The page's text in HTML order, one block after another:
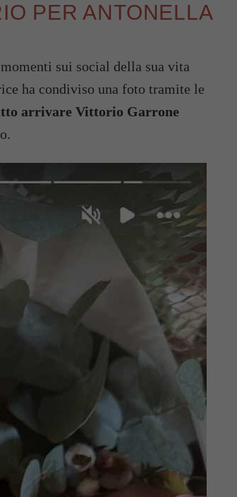
PER ANTONELLA
sui social della sua vita
ha condiviso una foto tramite le
arrivare Vittorio Garrone